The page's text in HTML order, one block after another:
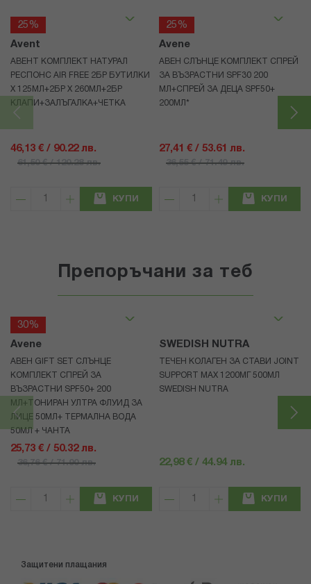
25%
Avent
АВЕНТ КОМПЛЕКТ НАТУРАЛ
РЕСПОНС AIR FREE 2БР БУТИЛКИ
Х 125МЛ+2БР Х 260МЛ+2БР
КЛАПИ+ЗАЛЪГАЛКА+ЧЕТКА
46,13 € / 90.22 лв.
61,50 € / 120.28 лв.
КУПИ
25%
Avene
АВЕН СЛЪНЦЕ КОМПЛЕКТ СПРЕЙ
ЗА ВЪЗРАСТНИ SPF30 200
МЛ+СПРЕЙ ЗА ДЕЦА SPF50+
200МЛ*
27,41 € / 53.61 лв.
36,55 € / 71.49 лв.
КУПИ
Препоръчани за теб
30%
Avene
АВЕН GIFT SET СЛЪНЦЕ
КОМПЛЕКТ СПРЕЙ ЗА
ВЪЗРАСТНИ SPF50+ 200
МЛ+ТОНИРАН УЛТРА ФЛУИД ЗА
ЛИЦЕ 50МЛ+ ТЕРМАЛНА ВОДА
50МЛ + ЧАНТА
25,73 € / 50.32 лв.
36,76 € / 71.90 лв.
КУПИ
SWEDISH NUTRA
ТЕЧЕН КОЛАГЕН ЗА СТАВИ JOINT
SUPPORT MAX 1200МГ 500МЛ
SWEDISH NUTRA
22,98 € / 44.94 лв.
КУПИ
Защитени плащания